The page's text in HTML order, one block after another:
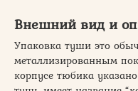
Внешний вид и
Упаковка туши это
металлизированным
корпусе тюбика